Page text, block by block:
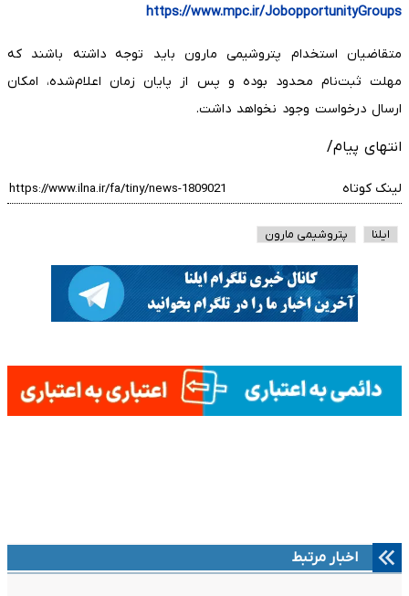
https://www.mpc.ir/JobopportunityGroups
متقاضیان استخدام پتروشیمی مارون باید توجه داشته باشند که
مهلت ثبت‌نام محدود بوده و پس از پایان زمان اعلام‌شده، امکان
ارسال درخواست وجود نخواهد داشت.
انتهای پیام/
لینک کوتاه
ایلنا پتروشیمی مارون
اخبار مرتبط